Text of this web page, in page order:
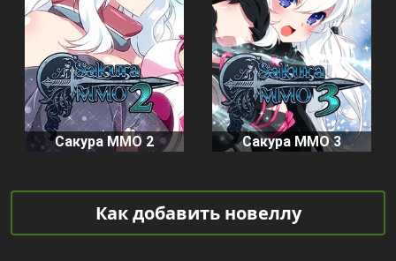
Сакура ММО 2 Сакура ММО 3
Как добавить новеллу